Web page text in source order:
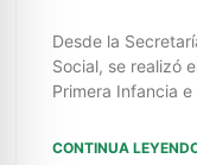
Desde la
Social, se realizó
Primera Infancia
CONTINUA